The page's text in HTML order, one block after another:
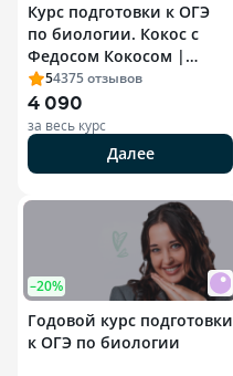
Курс подготовки к ОГЭ
по биологии. Кокос с
Федосом Кокосом |
ОГЭ-2027
54375отзывов
4 090
за весь курс
Далее
–20%
Годовой курс подготовки
к ОГЭ по биологии